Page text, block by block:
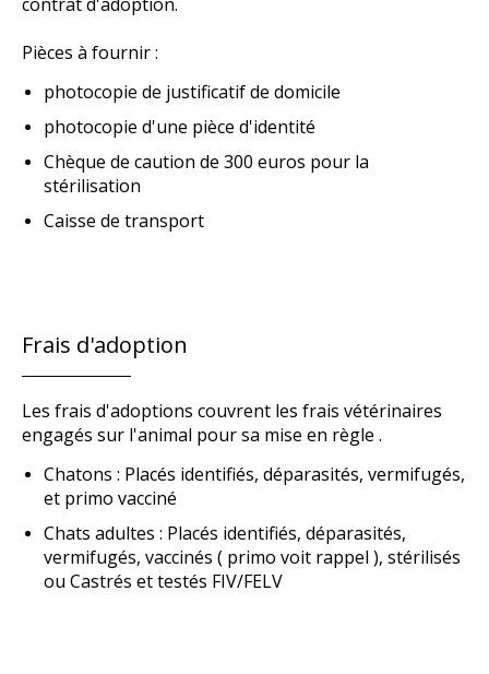
Pièces à fournir :
photocopie de justificatif de domicile
photocopie d'une pièce d'identité
Chèque de caution de 300 euros pour la
stérilisation
Caisse de transport
Frais d'adoption
Les frais d'adoptions couvrent les frais vétérinaires
engagés sur l'animal pour sa mise en règle .
Chatons : Placés identifiés, déparasités, vermifugés,
et primo vacciné
Chats adultes : Placés identifiés, déparasités,
vermifugés, vaccinés ( primo voit rappel ), stérilisés
ou Castrés et testés FIV/FELV